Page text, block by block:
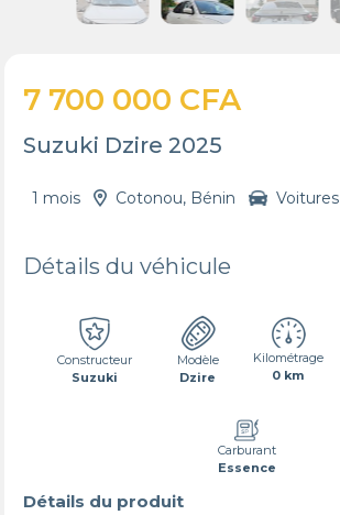
7 700 000 CFA
Suzuki Dzire 2025
1 mois Cotonou, Bénin Voitures
Détails du véhicule
Constructeur
Suzuki
Modèle
Dzire
Kilométrage
0 km
Carburant
Essence
Détails du produit